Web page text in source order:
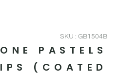
SKU : GB1504B
PASTELS
(COATED